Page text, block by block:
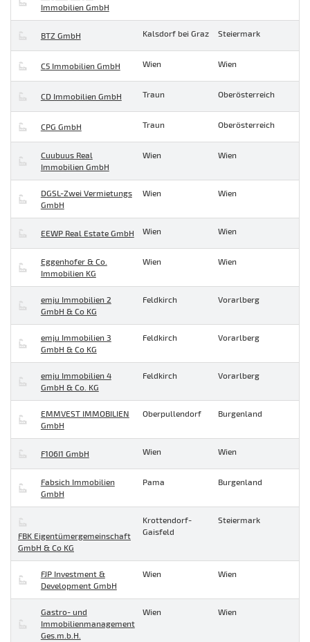
Immobilien GmbH
BTZ GmbH Kalsdorf bei Graz Steiermark
C5 Immobilien GmbH Wien Wien
CD Immobilien GmbH Traun Oberösterreich
CPG GmbH Traun Oberösterreich
Cuubuus Real
Immobilien GmbH
Wien Wien
DGSL-Zwei Vermietungs
GmbH
Wien Wien
EEWP Real Estate GmbH Wien Wien
Eggenhofer & Co.
Immobilien KG
Wien Wien
emju Immobilien 2
GmbH & Co KG
Feldkirch Vorarlberg
emju Immobilien 3
GmbH & Co KG
Feldkirch Vorarlberg
emju Immobilien 4
GmbH & Co. KG
Feldkirch Vorarlberg
EMMVEST IMMOBILIEN
GmbH
Oberpullendorf Burgenland
F106I1 GmbH Wien Wien
Fabsich Immobilien
GmbH
Pama Burgenland
FBK Eigentümergemeinschaft
GmbH & Co KG
Krottendorf-
Gaisfeld
Steiermark
FJP Investment &
Development GmbH
Wien Wien
Gastro- und
Immobilienmanagement
Ges.m.b.H.
Wien Wien